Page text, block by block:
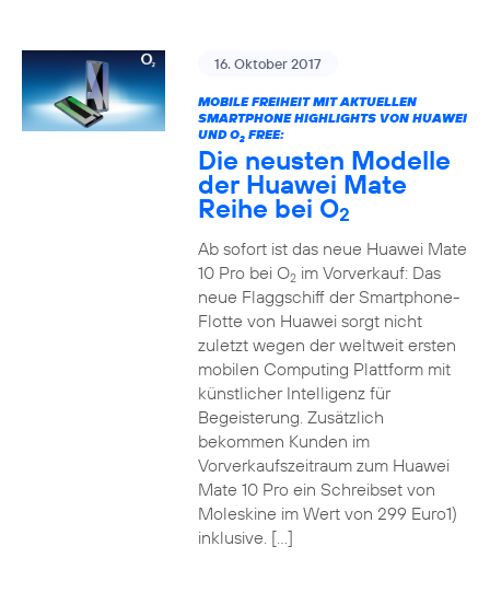
16. Oktober 2017
MOBILE FREIHEIT MIT AKTUELLEN
SMARTPHONE HIGHLIGHTS VON HUAWEI
UND O2FREE:
Die neusten Modelle
der Huawei Mate
Reihe bei O2
Ab sofort ist das neue Huawei Mate
10 Pro bei O2im Vorverkauf: Das
neue Flaggschiff der Smartphone-
Flotte von Huawei sorgt nicht
zuletzt wegen der weltweit ersten
mobilen Computing Plattform mit
künstlicher Intelligenz für
Begeisterung. Zusätzlich
bekommen Kunden im
Vorverkaufszeitraum zum Huawei
Mate 10 Pro ein Schreibset von
Moleskine im Wert von 299 Euro1)
inklusive. […]